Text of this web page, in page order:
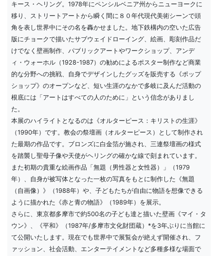
キース・ヘリング。1978年にペンシルベニア州からニューヨークに
移り、ストリートアートから瞬く間に８０年代現代美術シーンで頭
角を表し世界中にその名を轟かせました。地下鉄構内の空いた広告
版にチョークで描いたサブウェイドローイング、絵画、彫刻作品だ
けでなく壁画制作、パブリックアートやワークショップ、アンデ
ィ・ウォーホル（1928-1987）の勧めによるポスター制作など商業
的な分野への挑戦、自身でデザインしたグッズを販売する《ポップ
ショップ》のオープンなど、短い生涯のなかで多岐に及んだ活動の
根底には「アートはすべての人のために」という信念がありまし
た。
本展のハイライトとなるのは《オルターピース：キリストの生涯》
（1990年）です。教会の祭壇画（オルターピース）として制作され
た最期の作品です。ブロンズに白金箔が施され、三連祭壇画の様式
を踏襲し聖母子像や天使がヘリングの確かな線で刻まれています。
また初期の貴重な絵画作品「無題（男性器と女性器）」（1979
年）、自身が被写体となった一枚の写真をもとに制作した《無題
（自画像）》（1988年）や、子どもたちが自由に物語を想像できる
ように描かれた《赤と青の物語》（1989年）を展示。
さらに、東京都多摩市で約500名の子ども達と描いた壁画《マイ・タ
ウン》、《平和》（1987年/多摩市文化財団蔵）*を3年ぶりに当館に
て公開いたします。現在でも世界中で展覧会が絶えず開催され、フ
ァッション、社会活動、エンターテイメントなど多種多様な場面で